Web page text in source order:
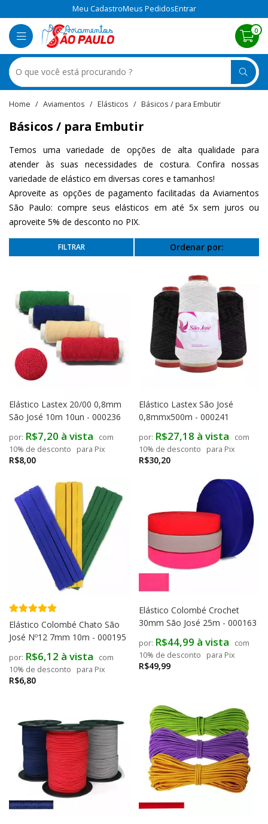
Meu CadastroMeus PedidosEntrar
0
Aviamentos Elásticos Básicos / para Embutir
Básicos / para Embutir
Temos uma variedade de opções de alta qualidade para
atender às suas necessidades de costura. Confira nossas
variedade de elástico em diversas cores e tamanhos!
Aproveite as opções de pagamento facilitadas da Aviamentos
São Paulo: compre seus elásticos em até 5x sem juros ou
aproveite 5% de desconto no PIX.
Ordenar por:
Elástico Lastex 20/00 0,8mm
São José 10m 10un - 000236
R$8,00
R$7,20 à vista
com
10% de desconto
para Pix
Elástico Lastex São José
0,8mmx500m - 000241
R$30,20
R$27,18 à vista
com
10% de desconto
para Pix
Elástico Colombé Chato São
José Nº12 7mm 10m - 000195
R$6,80
R$6,12 à vista
com
10% de desconto
para Pix
Elástico Colombé Crochet
30mm São José 25m - 000163
R$49,99
R$44,99 à vista
com
10% de desconto
para Pix